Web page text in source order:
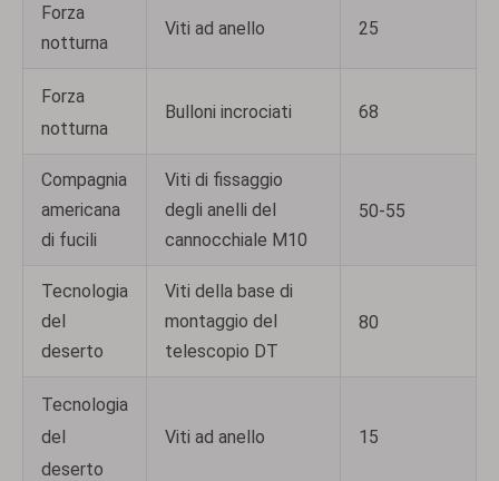
Forza
notturna
Viti ad anello 25
Forza
notturna
Bulloni incrociati 68
Compagnia
americana
di fucili
Viti di fissaggio
degli anelli del
cannocchiale M10
50-55
Tecnologia
del
deserto
Viti della base di
montaggio del
telescopio DT
80
Tecnologia
del
deserto
Viti ad anello 15